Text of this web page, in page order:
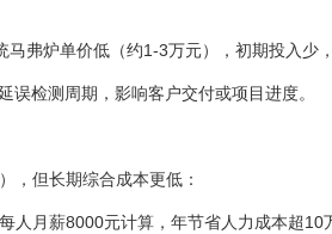
马弗炉单价低（约1-3万元），初期投入
检测周期，影响客户交付或项目进度。
，但长期综合成本更低：
人月薪8000元计算，年节省人力成本超10